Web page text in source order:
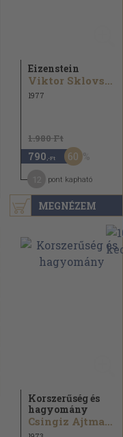
MEGNÉZEM
Eizenstein
Viktor Sklovszkij
1977
1.980 Ft
790 ,-Ft 60
pont kapható
Korszerűség és
hagyomány
Csingiz Ajtmatov...